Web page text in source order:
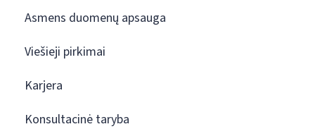
Asmens duomenų apsauga
Viešieji pirkimai
Karjera
Konsultacinė taryba